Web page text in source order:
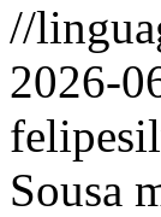
//
2026-
Sousa